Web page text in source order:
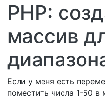
PHP:
массив
Если у меня есть
поместить числа 1-50 в